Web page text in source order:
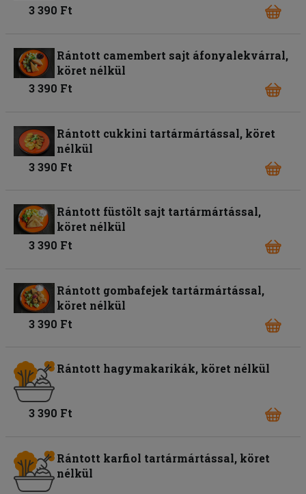
3 390 Ft
Rántott camembert sajt áfonyalekvárral,
köret nélkül
3 390 Ft
Rántott cukkini tartármártással, köret
nélkül
3 390 Ft
Rántott füstölt sajt tartármártással,
köret nélkül
3 390 Ft
Rántott gombafejek tartármártással,
köret nélkül
3 390 Ft
Rántott hagymakarikák, köret nélkül
3 390 Ft
Rántott karfiol tartármártással, köret
nélkül